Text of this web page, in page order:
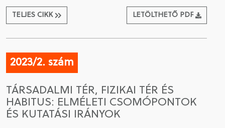
TELJES CIKK LETÖLTHETŐ PDF
2023/2. szám
TÁRSADALMI TÉR, FIZIKAI TÉR ÉS
HABITUS: ELMÉLETI CSOMÓPONTOK
ÉS KUTATÁSI IRÁNYOK